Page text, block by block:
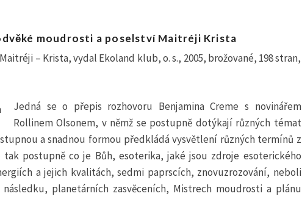
moudrosti a poselství Maitréji Krista
– Krista, vydal Ekoland klub, o. s., 2005, brožované, 198 stran,
Jedná se o přepis rozhovoru Benjamina Creme s novinářem
Rollinem Olsonem, v němž se postupně dotýkají různých témat
a snadnou formou předkládá vysvětlení různých termínů z
postupně co je Bůh, esoterika, jaké jsou zdroje esoterického
a jejich kvalitách, sedmi paprscích, znovuzrozování, neboli
planetárních zasvěceních, Mistrech moudrosti a plánu